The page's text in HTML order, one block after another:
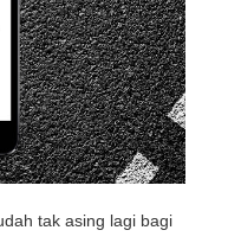
tak asing lagi bagi